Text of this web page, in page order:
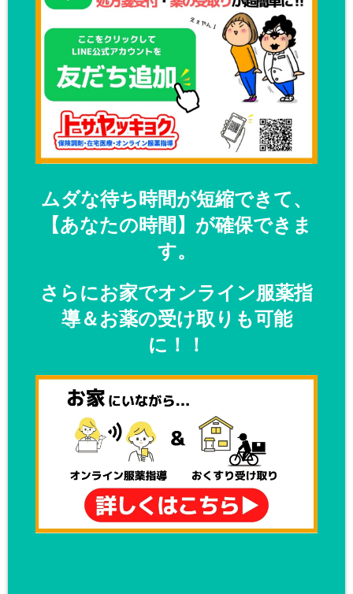
ムダな待ち時間が短縮できて、
【あなたの時間】が確保できま
す。
さらにお家でオンライン服薬指
導＆お薬の受け取りも可能
に！！